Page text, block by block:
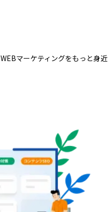
WEBマーケティングをもっと身近